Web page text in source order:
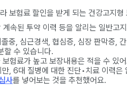
보험료 할인을 받게 되는 건강고지형
속된 투약 이력 등을 알리는 일반고
중, 심근경색, 협심증, 심장 판막증,
할 수 있습니다.
험료가 높고 보장내용은 적을 수 있
, 6대 질병에 대한 진단•치료 이력은
사를 넣어보는 것을 추천했어요.